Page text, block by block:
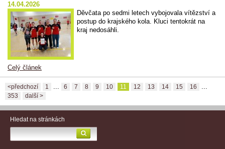
14.04.2026
Děvčata po sedmi letech vybojovala vítězství a
postup do krajského kola. Kluci tentokrát na
kraj nedosáhli.
Celý článek
<předchozí 1 6 7 8 9 10 11 12 13 14 15 16
353 další >
Hledat na stránkách